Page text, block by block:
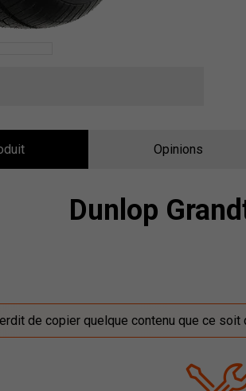
Opinions
Dunlop
de copier quelque contenu que ce soit